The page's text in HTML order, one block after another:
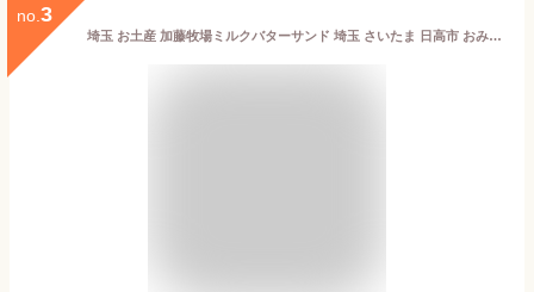
no. 3
埼玉 お土産 加藤牧場ミルクバターサンド 埼玉 さいたま 日高市 おみやげ ブッセ 加藤牧場 ノンホモ牛乳